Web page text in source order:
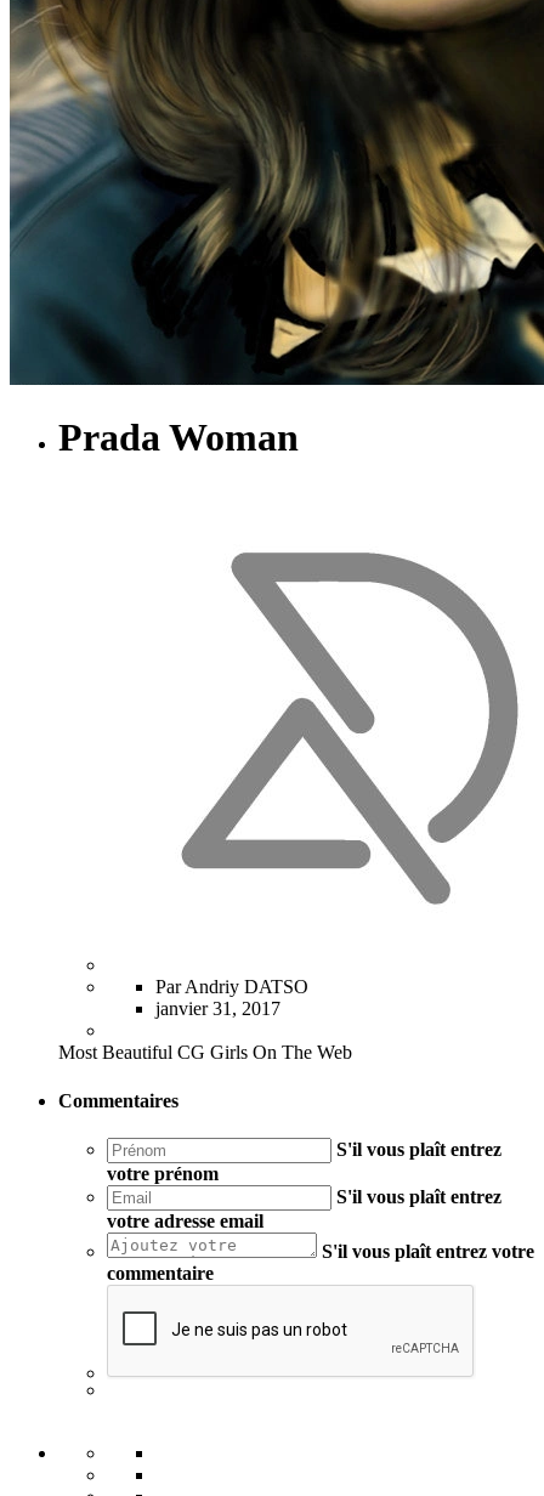
Prada Woman
Par Andriy DATSO
janvier 31, 2017
Most Beautiful CG Girls On The Web
Commentaires
S'il vous plaît entrez
votre prénom
S'il vous plaît entrez
votre adresse email
S'il vous plaît entrez votre
commentaire